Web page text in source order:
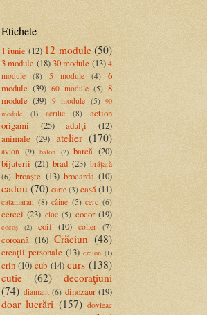
Etichete
1 iunie (12) 12 module (50)
3 module (18)30 module (13) 4
module
(8) 5 module (4)
6
module (39) 60 module (5) 8
module (39) 9 module (5) 90
module
(1) acrilic (8)
action
origami
(25) adulţi
(12)
animale (29) atelier (170)
avion (9) balon (2) barcă (20)
bijuterii (21) brad (23) brăţară
(6) broaşte (13) brocardă (10)
cadou (70) carte (3) casă(11)
catamaran (8) câine (5) cerc (6)
cercei (23) cioc (5) cocor (19)
cocoș (2) coif (10) colier (7)
coroană (16) Crăciun (48)
creaţii personale (13) creion (1)
crin (10) cub (14) curs (138)
cutie
(62)
decoraţiuni
(74) diamant (6) dinozaur (19)
doar lucrări (157) dovleac